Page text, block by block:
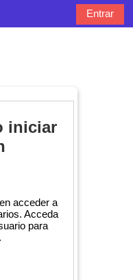
Entrar
iniciar
acceder a
Acceda
para